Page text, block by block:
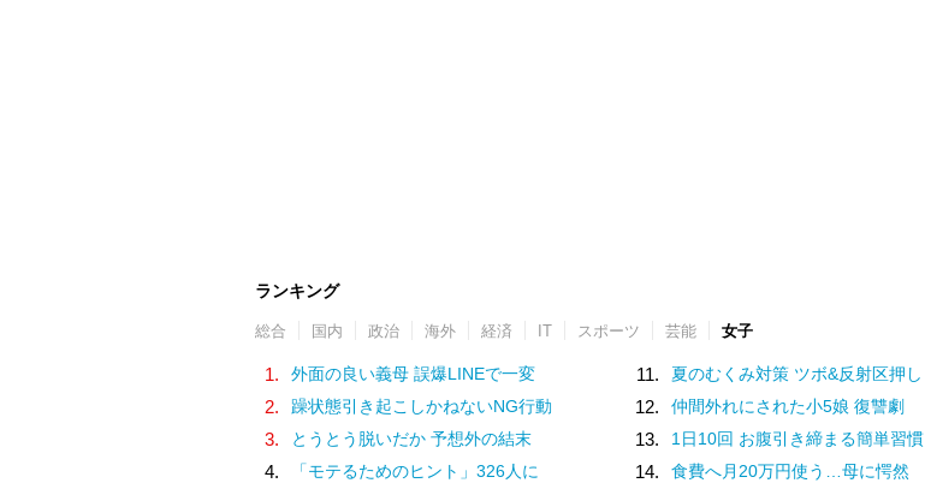
ランキング
総合 国内 政治 海外 経済 IT スポーツ 芸能 女子
1. 外面の良い義母 誤爆LINEで一変
2. 躁状態引き起こしかねないNG行動
3. とうとう脱いだか 予想外の結末
4. 「モテるためのヒント」326人に
11. 夏のむくみ対策 ツボ&反射区押し
12. 仲間外れにされた小5娘 復讐劇
13. 1日10回 お腹引き締まる簡単習慣
14. 食費へ月20万円使う…母に愕然